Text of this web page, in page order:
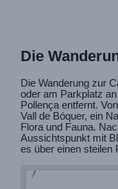
Die
Die Wanderung zur
oder am Parkplatz
Pollença entfernt.
Vall de Bóquer, ein
Flora und Fauna.
Aussichtspunkt mit
es über einen steilen